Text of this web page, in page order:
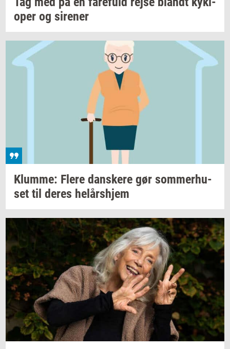
o­per og si­re­ner
Klum­me: Flere dan­ske­re gør som­mer­hu­
set til deres helårs­hjem